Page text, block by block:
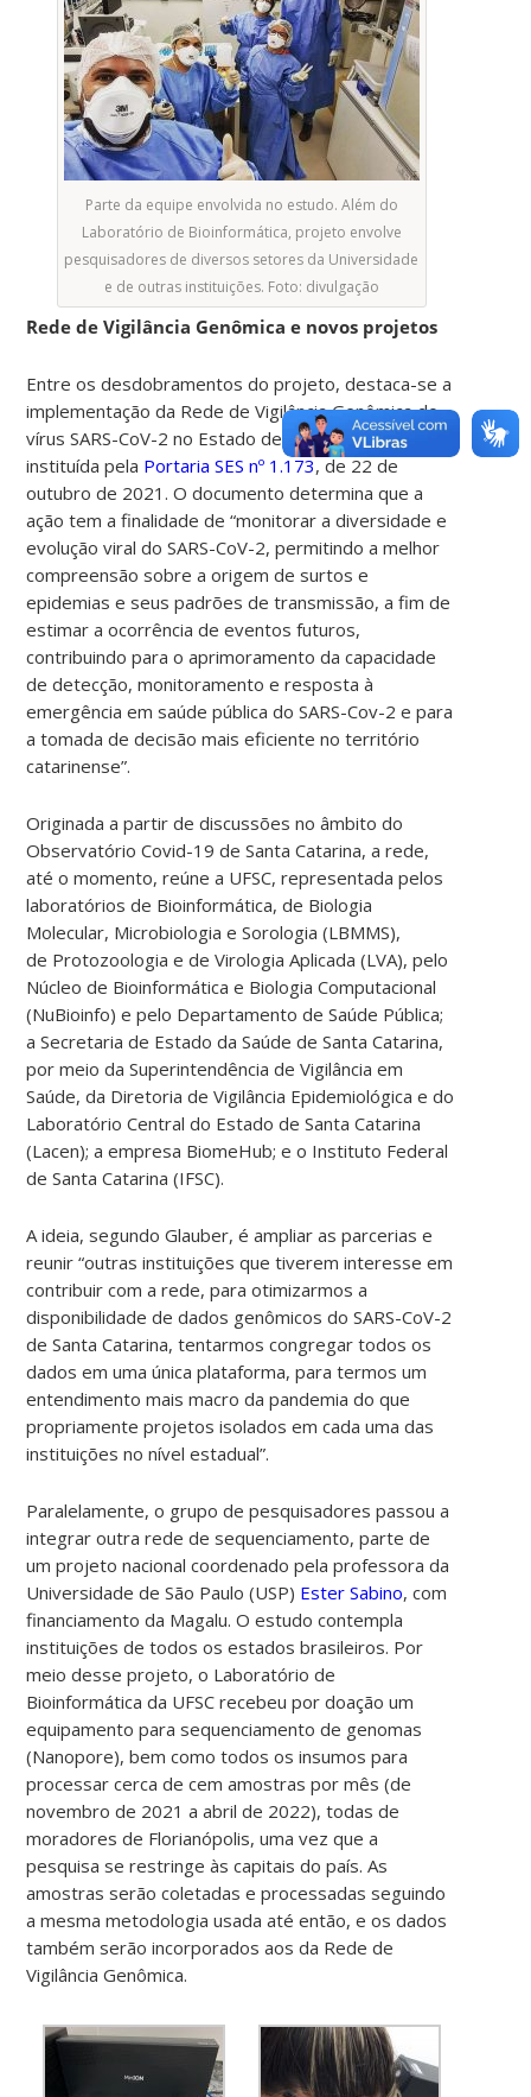
Parte da equipe envolvida no estudo. Além do
Laboratório de Bioinformática, projeto envolve
pesquisadores de diversos setores da Universidade
e de outras instituições. Foto: divulgação
Rede de Vigilância Genômica e novos projetos
Entre os desdobramentos do projeto, destaca-se a
implementação da Rede de Vigilância Genômica do
vírus SARS-CoV-2 no Estado de Santa Catarina,
instituída pela Portaria SES nº 1.173, de 22 de
outubro de 2021. O documento determina que a
ação tem a finalidade de “monitorar a diversidade e
evolução viral do SARS-CoV-2, permitindo a melhor
compreensão sobre a origem de surtos e
epidemias e seus padrões de transmissão, a fim de
estimar a ocorrência de eventos futuros,
contribuindo para o aprimoramento da capacidade
de detecção, monitoramento e resposta à
emergência em saúde pública do SARS-Cov-2 e para
a tomada de decisão mais eficiente no território
catarinense”.
Originada a partir de discussões no âmbito do
Observatório Covid-19 de Santa Catarina, a rede,
até o momento, reúne a UFSC, representada pelos
laboratórios de Bioinformática, de Biologia
Molecular, Microbiologia e Sorologia (LBMMS),
de Protozoologia e de Virologia Aplicada (LVA), pelo
Núcleo de Bioinformática e Biologia Computacional
(NuBioinfo) e pelo Departamento de Saúde Pública;
a Secretaria de Estado da Saúde de Santa Catarina,
por meio da Superintendência de Vigilância em
Saúde, da Diretoria de Vigilância Epidemiológica e do
Laboratório Central do Estado de Santa Catarina
(Lacen); a empresa BiomeHub; e o Instituto Federal
de Santa Catarina (IFSC).
A ideia, segundo Glauber, é ampliar as parcerias e
reunir “outras instituições que tiverem interesse em
contribuir com a rede, para otimizarmos a
disponibilidade de dados genômicos do SARS-CoV-2
de Santa Catarina, tentarmos congregar todos os
dados em uma única plataforma, para termos um
entendimento mais macro da pandemia do que
propriamente projetos isolados em cada uma das
instituições no nível estadual”.
Paralelamente, o grupo de pesquisadores passou a
integrar outra rede de sequenciamento, parte de
um projeto nacional coordenado pela professora da
Universidade de São Paulo (USP) Ester Sabino, com
financiamento da Magalu. O estudo contempla
instituições de todos os estados brasileiros. Por
meio desse projeto, o Laboratório de
Bioinformática da UFSC recebeu por doação um
equipamento para sequenciamento de genomas
(Nanopore), bem como todos os insumos para
processar cerca de cem amostras por mês (de
novembro de 2021 a abril de 2022), todas de
moradores de Florianópolis, uma vez que a
pesquisa se restringe às capitais do país. As
amostras serão coletadas e processadas seguindo
a mesma metodologia usada até então, e os dados
também serão incorporados aos da Rede de
Vigilância Genômica.